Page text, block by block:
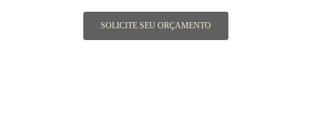
SOLICITE SEU ORÇAMENTO